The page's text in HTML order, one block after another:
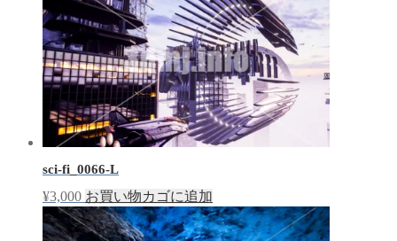
sci-fi_0066-L
¥3,000 お買い物カゴに追加